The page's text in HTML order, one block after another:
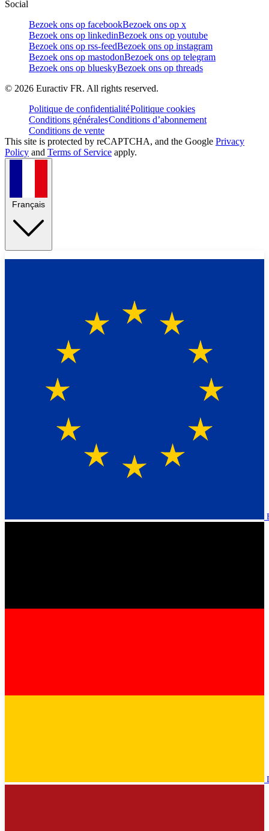
Social
Bezoek ons op facebookBezoek ons op x
Bezoek ons op linkedinBezoek ons op youtube
Bezoek ons op rss-feedBezoek ons op instagram
Bezoek ons op mastodonBezoek ons op telegram
Bezoek ons op blueskyBezoek ons op threads
© 2026 Euractiv FR. All rights reserved.
Politique de confidentialitéPolitique cookies
Conditions généralesConditions d’abonnement
Conditions de vente
This site is protected by reCAPTCHA, and the Google Privacy
Policy and Terms of Service apply.
Français